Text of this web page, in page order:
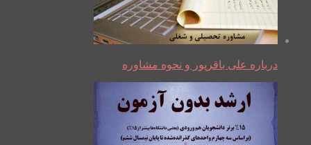
درباره علی باقرپور و نحوه مشاوره